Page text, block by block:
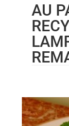
AU